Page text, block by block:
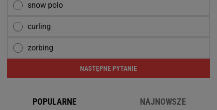
snow polo
curling
zorbing
NASTĘPNE PYTANIE
POPULARNE NAJNOWSZE